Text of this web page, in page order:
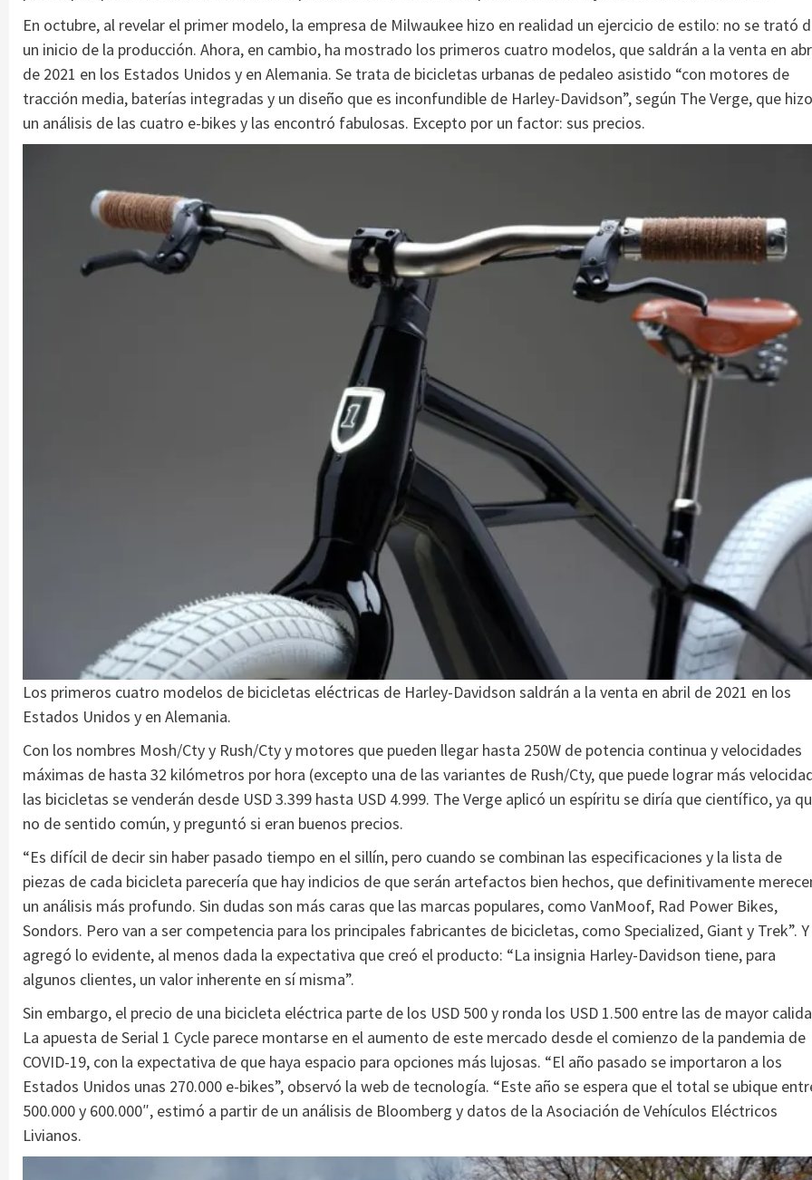
En octubre, al revelar el primer modelo, la empresa de Milwaukee hizo en realidad un ejercicio de estilo: no se trató
un inicio de la producción. Ahora, en cambio, ha mostrado los primeros cuatro modelos, que saldrán a la venta en
de 2021 en los Estados Unidos y en Alemania. Se trata de bicicletas urbanas de pedaleo asistido “con motores de
tracción media, baterías integradas y un diseño que es inconfundible de Harley-Davidson”, según The Verge, que hizo
un análisis de las cuatro e-bikes y las encontró fabulosas. Excepto por un factor: sus precios.
Los primeros cuatro modelos de bicicletas eléctricas de Harley-Davidson saldrán a la venta en abril de 2021 en los
Estados Unidos y en Alemania.
Con los nombres Mosh/Cty y Rush/Cty y motores que pueden llegar hasta 250W de potencia continua y velocidades
máximas de hasta 32 kilómetros por hora (excepto una de las variantes de Rush/Cty, que puede lograr más
las bicicletas se venderán desde USD 3.399 hasta USD 4.999. The Verge aplicó un espíritu se diría que científico, ya
no de sentido común, y preguntó si eran buenos precios.
“Es difícil de decir sin haber pasado tiempo en el sillín, pero cuando se combinan las especificaciones y la lista de
piezas de cada bicicleta parecería que hay indicios de que serán artefactos bien hechos, que definitivamente
un análisis más profundo. Sin dudas son más caras que las marcas populares, como VanMoof, Rad Power Bikes,
Sondors. Pero van a ser competencia para los principales fabricantes de bicicletas, como Specialized, Giant y Trek”. Y
agregó lo evidente, al menos dada la expectativa que creó el producto: “La insignia Harley-Davidson tiene, para
algunos clientes, un valor inherente en sí misma”.
Sin embargo, el precio de una bicicleta eléctrica parte de los USD 500 y ronda los USD 1.500 entre las de mayor
La apuesta de Serial 1 Cycle parece montarse en el aumento de este mercado desde el comienzo de la pandemia de
COVID-19, con la expectativa de que haya espacio para opciones más lujosas. “El año pasado se importaron a los
Estados Unidos unas 270.000 e-bikes”, observó la web de tecnología. “Este año se espera que el total se ubique
500.000 y 600.000″, estimó a partir de un análisis de Bloomberg y datos de la Asociación de Vehículos Eléctricos
Livianos.